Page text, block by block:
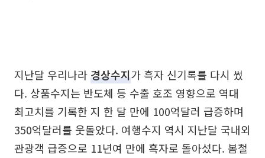
지난달 우리나라경상수지가 흑자 신기록를 다시 썼
다. 상품수지는 반도체 등 수출 호조 영향으로 역대
최고치를 기록한 지 한 달 만에 100억달러 급증하며
350억달러를 웃돌았다. 여행수지 역시 지난달 국내외
관광객 급증으로 11년여 만에 흑자로 돌아섰다. 봄철